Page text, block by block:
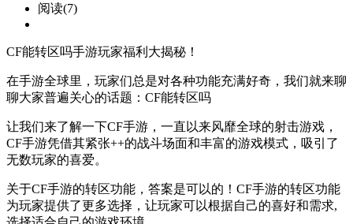
阅读(7)
CF能转区吗手游玩家福利大揭秘！
在手游全球里，玩家们总是对各种功能充满好奇，我们就来聊
聊大家普遍关心的话题：CF能转区吗
让我们来了解一下CF手游，一直以来风靡全球的射击游戏，
CF手游凭借其紧张++的战斗场面和丰富的游戏模式，吸引了
无数玩家的喜爱。
关于CF手游的转区功能，答案是可以的！CF手游的转区功能
为玩家提供了更多选择，让玩家可以根据自己的喜好和需求,